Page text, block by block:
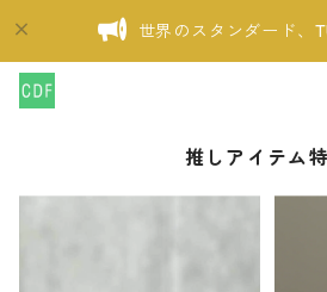
世界のスタンダード、
推しアイテム